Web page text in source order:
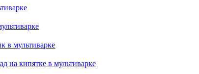
в мультиварке
на кипятке в мультиварке